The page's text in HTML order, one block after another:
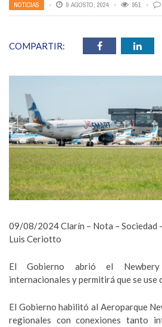
NOTICIAS 9 AGOSTO, 2024 951
COMPARTIR:
09/08/2024 Clarín – Nota – Sociedad
Luis Ceriotto
El Gobierno abrió el
internacionales y permitirá que se use
El Gobierno habilitó al Aeroparque
regionales con conexiones tanto